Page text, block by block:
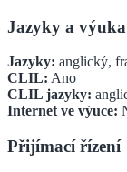
Jazyky a výuka
Jazyky: anglický,
CLIL: Ano
CLIL jazyky:
Internet ve výuce:
Přijímací řízení